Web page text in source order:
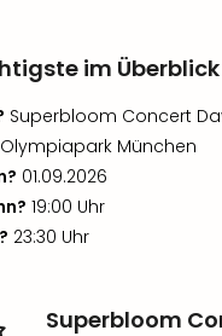
im Überblick
Superbloom Concert
Olympiapark München
01.09.2026
19:00 Uhr
23:30 Uhr
Superbloom